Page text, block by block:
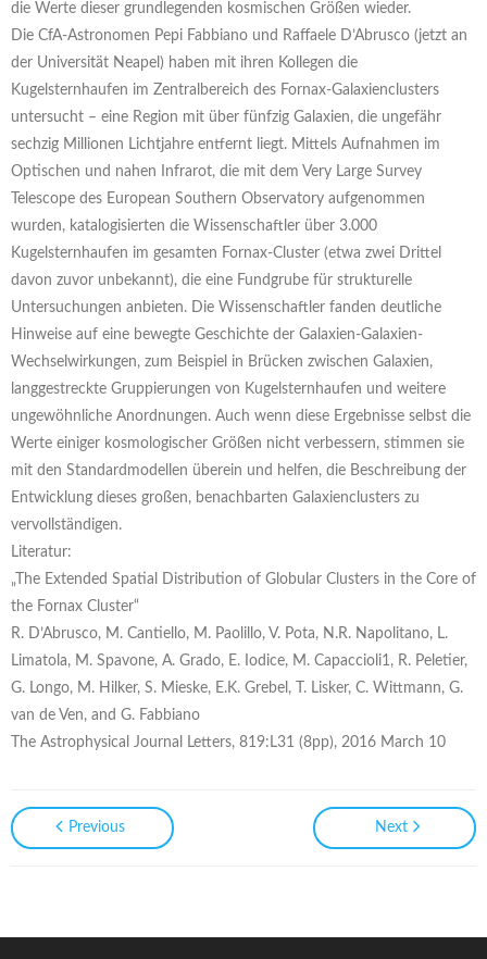
die Werte dieser grundlegenden kosmischen Größen wieder.
Die CfA-Astronomen Pepi Fabbiano und Raffaele D’Abrusco (jetzt an
der Universität Neapel) haben mit ihren Kollegen die
Kugelsternhaufen im Zentralbereich des Fornax-Galaxienclusters
untersucht – eine Region mit über fünfzig Galaxien, die ungefähr
sechzig Millionen Lichtjahre entfernt liegt. Mittels Aufnahmen im
Optischen und nahen Infrarot, die mit dem Very Large Survey
Telescope des European Southern Observatory aufgenommen
wurden, katalogisierten die Wissenschaftler über 3.000
Kugelsternhaufen im gesamten Fornax-Cluster (etwa zwei Drittel
davon zuvor unbekannt), die eine Fundgrube für strukturelle
Untersuchungen anbieten. Die Wissenschaftler fanden deutliche
Hinweise auf eine bewegte Geschichte der Galaxien-Galaxien-
Wechselwirkungen, zum Beispiel in Brücken zwischen Galaxien,
langgestreckte Gruppierungen von Kugelsternhaufen und weitere
ungewöhnliche Anordnungen. Auch wenn diese Ergebnisse selbst die
Werte einiger kosmologischer Größen nicht verbessern, stimmen sie
mit den Standardmodellen überein und helfen, die Beschreibung der
Entwicklung dieses großen, benachbarten Galaxienclusters zu
vervollständigen.
Literatur:
„The Extended Spatial Distribution of Globular Clusters in the Core of
the Fornax Cluster“
R. D’Abrusco, M. Cantiello, M. Paolillo, V. Pota, N.R. Napolitano, L.
Limatola, M. Spavone, A. Grado, E. Iodice, M. Capaccioli1, R. Peletier,
G. Longo, M. Hilker, S. Mieske, E.K. Grebel, T. Lisker, C. Wittmann, G.
van de Ven, and G. Fabbiano
The Astrophysical Journal Letters, 819:L31 (8pp), 2016 March 10
Previous Next